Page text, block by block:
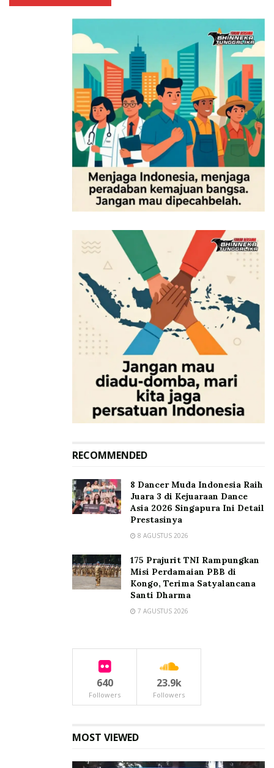
bersama yang akan bertahan jauh lebih lama dari
sekadar program CSR biasa,” ungkapnya.
Program-program KPI yang dijalankan di Cilacap ini
secara langsung mendukung pencapaian Tujuan
Pembangunan Berkelanjutan (SDGs), khususnya SDG 7
– Energi Bersih dan Terjangkau, serta SDG’s 12,
konsumsi dan produksi yang bertanggung Jawab,
dengan mendorong pemanfaatan energi terbarukan,
pengelolaan sampah terpadu, dan pola produksi yang
berkelanjutan berbasis masyarakat.
Masyarakat Mandiri Kutawaru (MAMAKU)
Tanggung Jawab Sosial Lingkungan (TJSL)
RECOMMENDED
8 Dancer Muda Indonesia Raih
Juara 3 di Kejuaraan Dance
Asia 2026 Singapura Ini Detail
Prestasinya
8 AGUSTUS 2026
175 Prajurit TNI Rampungkan
Misi Perdamaian PBB di
Kongo, Terima Satyalancana
Santi Dharma
7 AGUSTUS 2026
640
Followers
23.9k
Followers
MOST VIEWED